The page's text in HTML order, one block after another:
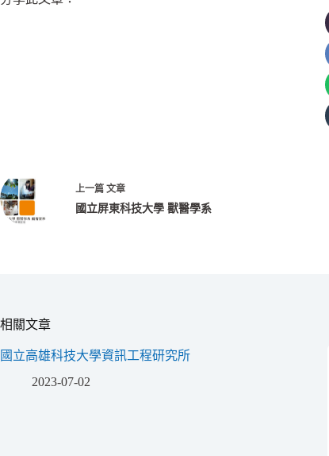
上一篇 文章
國立屏東科技大學 獸醫學系
相關文章
國立高雄科技大學資訊工程研究所
2023-07-02